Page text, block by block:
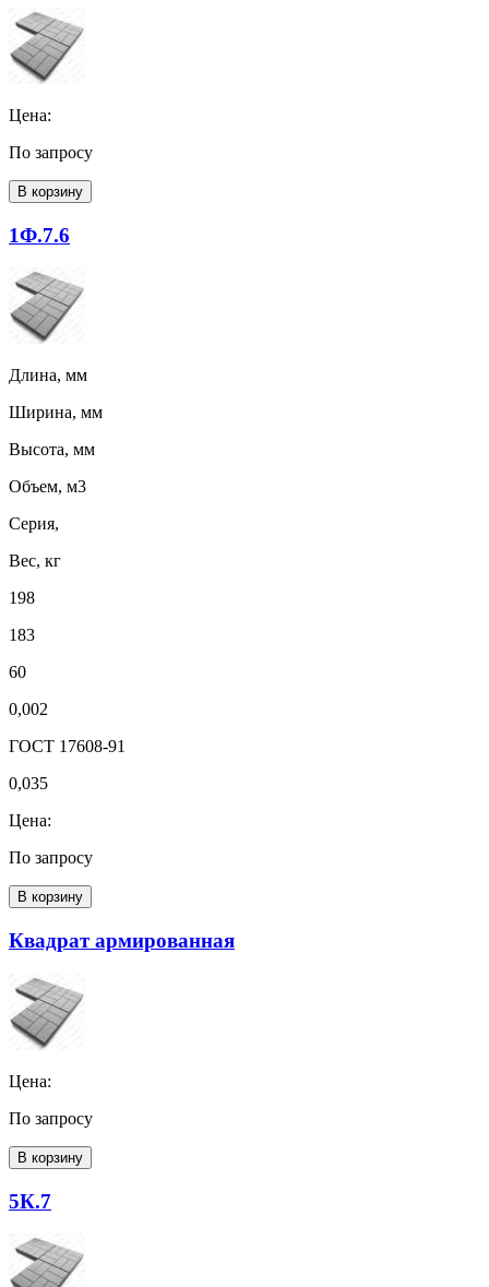
Цена:
По запросу
В корзину
1Ф.7.6
Длина, мм
Ширина, мм
Высота, мм
Объем, м3
Серия,
Вес, кг
198
183
60
0,002
ГОСТ 17608-91
0,035
Цена:
По запросу
В корзину
Квадрат армированная
Цена:
По запросу
В корзину
5К.7